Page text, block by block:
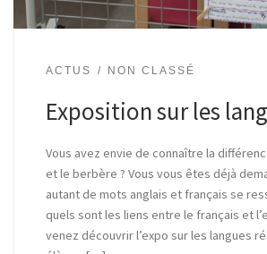
ACTUS NON CLASSÉ
Exposition sur les
Vous avez envie de connaître la
et le berbère ? Vous vous êtes déjà
autant de mots anglais et français se
quels sont les liens entre le français et
venez découvrir l’expo sur les langues